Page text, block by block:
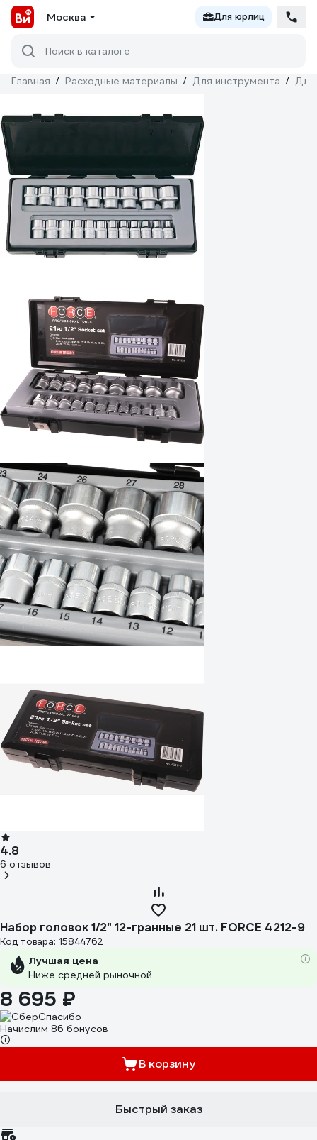
Москва Для юрлиц
Поиск в каталоге
Главная / Расходные материалы / Для инструмента / Для
4.8
6 отзывов
Набор головок 1/2" 12-гранные 21 шт. FORCE 4212-9
Код товара: 15844762
Лучшая цена
Ниже средней рыночной
8 695 ₽
Начислим 86 бонусов
В корзину
Быстрый заказ